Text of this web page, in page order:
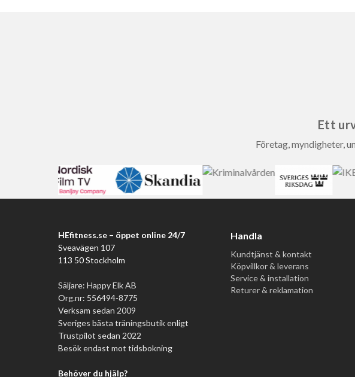
Ett
Företag, myndigheter,
HEfitness.se – öppet online 24/7
Sveavägen 107
113 50 Stockholm
Säljare: Happy Elk AB
Org.nr: 556494-8775
Verksam sedan 2009
Sveriges bästa träningsbutik enligt
Trustpilot sedan 2022
Besök endast mot tidsbokning
Behöver du hjälp?
Handla
Kundtjänst & kontakt
Köpvillkor & leverans
Service & installation
Returer & reklamation